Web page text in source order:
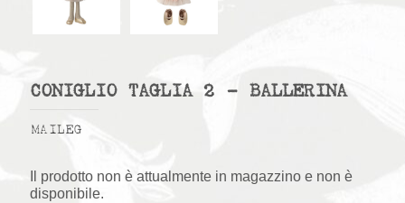
CONIGLIO TAGLIA 2 – BALLERINA
MAILEG
Il prodotto non è attualmente in magazzino e non è
disponibile.